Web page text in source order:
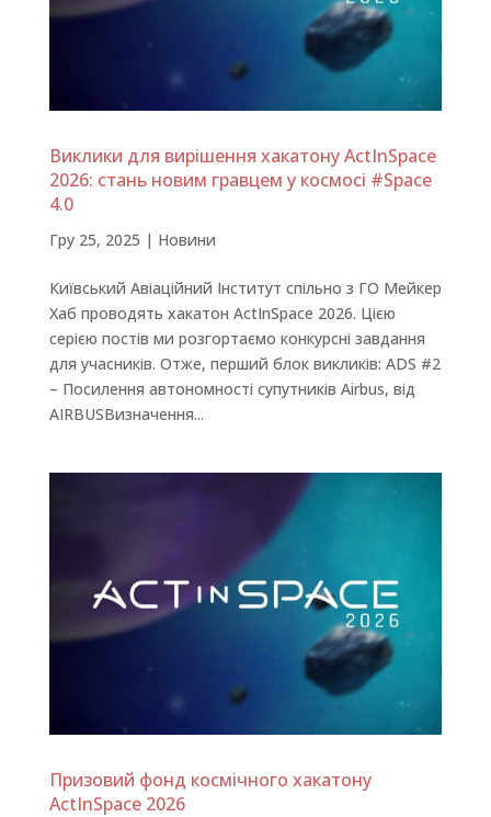
Виклики для вирішення хакатону ActInSpace
2026: стань новим гравцем у космосі #Space
4.0
Гру 25, 2025 | Новини
Київський Авіаційний Інститут спільно з ГО Мейкер
Хаб проводять хакатон ActInSpace 2026. Цією
серією постів ми розгортаємо конкурсні завдання
для учасників. Отже, перший блок викликів: ADS #2
– Посилення автономності супутників Airbus, від
AIRBUSВизначення...
Призовий фонд космічного хакатону
ActInSpace 2026